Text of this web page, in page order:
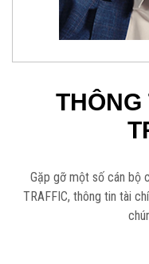
Gặp gỡ một số cán bộ
TRAFFIC, thông tin tài